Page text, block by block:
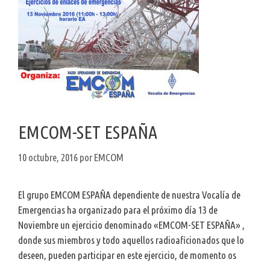
EMCOM-SET ESPAÑA
10 octubre, 2016 por EMCOM
El grupo EMCOM ESPAÑA dependiente de nuestra Vocalía de
Emergencias ha organizado para el próximo día 13 de
Noviembre un ejercicio denominado «EMCOM-SET ESPAÑA» ,
donde sus miembros y todo aquellos radioaficionados que lo
deseen, pueden participar en este ejercicio, de momento os